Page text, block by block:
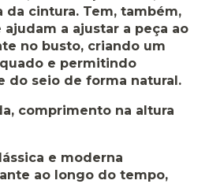
da cintura. Tem, também,
a ajustar a peça ao
no busto, criando um
e permitindo
do seio de forma natural.
comprimento na altura
e moderna
ao longo do tempo,